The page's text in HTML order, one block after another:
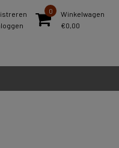
0
Winkelwagen
€0,00